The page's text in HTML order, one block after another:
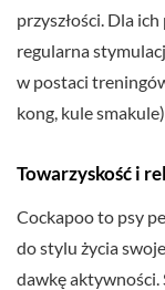
przyszłości. Dla
regularna
w postaci
kong, kule
Towarzyskość i
Cockapoo to psy
do stylu życia
dawkę aktywności.